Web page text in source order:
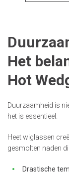
Het
Hot
Duurzaamheid is
het is essentieel.
Heet wiglassen
gesmolten naden
Drastische